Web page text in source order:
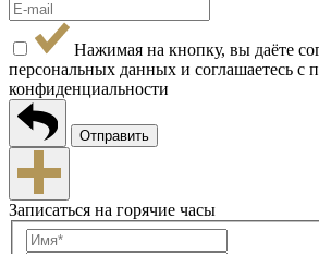
Нажимая на кнопку, вы даёте
персональных данных и соглашаетесь с
конфиденциальности
Отправить
Записаться на горячие часы